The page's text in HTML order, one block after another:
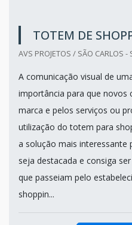
TOTEM DE
AVS PROJETOS / SÃO CARLOS -
A comunicação visual de
importância para que novos
marca e pelos serviços ou
utilização do totem para
a solução mais interessante
seja destacada e consiga
que passeiam pelo
shoppin...